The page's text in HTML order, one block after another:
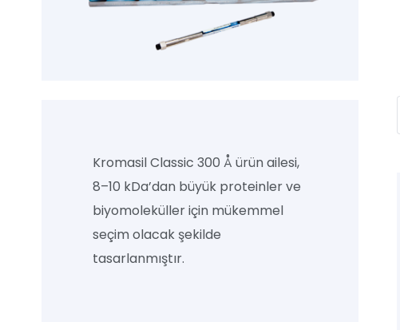
Kromasil Classic 300 Å ürün ailesi,
8–10 kDa’dan büyük proteinler ve
biyomoleküller için mükemmel
seçim olacak şekilde
tasarlanmıştır.